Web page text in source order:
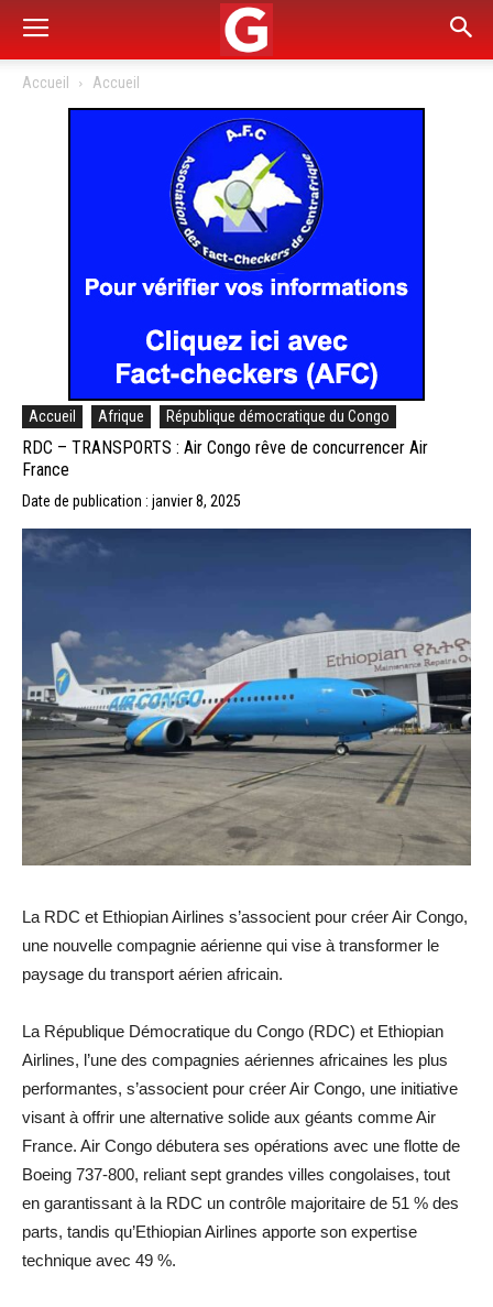
Accueil Accueil
Accueil Afrique République démocratique du Congo
RDC – TRANSPORTS : Air Congo rêve de concurrencer Air
France
Date de publication : janvier 8, 2025
La RDC et Ethiopian Airlines s’associent pour créer Air Congo,
une nouvelle compagnie aérienne qui vise à transformer le
paysage du transport aérien africain.
La République Démocratique du Congo (RDC) et Ethiopian
Airlines, l’une des compagnies aériennes africaines les plus
performantes, s’associent pour créer Air Congo, une initiative
visant à offrir une alternative solide aux géants comme Air
France. Air Congo débutera ses opérations avec une flotte de
Boeing 737-800, reliant sept grandes villes congolaises, tout
en garantissant à la RDC un contrôle majoritaire de 51 % des
parts, tandis qu’Ethiopian Airlines apporte son expertise
technique avec 49 %.